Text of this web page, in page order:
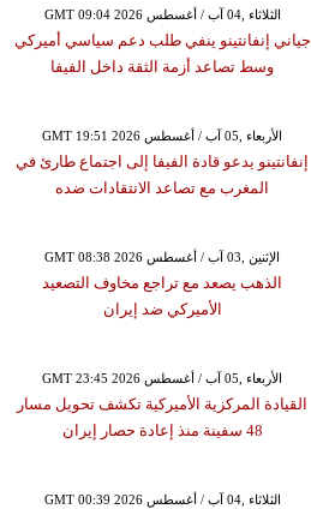
GMT 09:04 2026 الثلاثاء ,04 آب / أغسطس
جياني إنفانتينو ينفي طلب دعم سياسي أميركي
وسط تصاعد أزمة الثقة داخل الفيفا
GMT 19:51 2026 الأربعاء ,05 آب / أغسطس
إنفانتينو يدعو قادة الفيفا إلى اجتماع طارئ في
المغرب مع تصاعد الانتقادات ضده
GMT 08:38 2026 الإثنين ,03 آب / أغسطس
الذهب يصعد مع تراجع مخاوف التصعيد
الأميركي ضد إيران
GMT 23:45 2026 الأربعاء ,05 آب / أغسطس
القيادة المركزية الأميركية تكشف تحويل مسار
48 سفينة منذ إعادة حصار إيران
GMT 00:39 2026 الثلاثاء ,04 آب / أغسطس